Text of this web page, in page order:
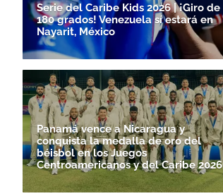
Serie del Caribe Kids 2026 | ¡Giro de
180 grados! Venezuela sí estará en
Nayarit, México
Panamá vence a Nicaragua y
conquista la medalla de oro del
béisbol en los Juegos
Centroamericanos y del Caribe 2026